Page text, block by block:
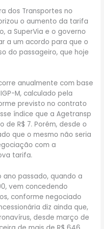
dos Transportes no
o aumento da tarifa
a SuperVia e o governo
a um acordo para que o
do passageiro, que hoje
anualmente com base
M, calculado pela
previsto no contrato
índice que a Agetransp
de R$ 7. Porém, desde o
que o mesmo não seria
com a
tarifa.
ano passado, quando a
vem concedendo
conforme negociado
diz ainda que,
desde março de